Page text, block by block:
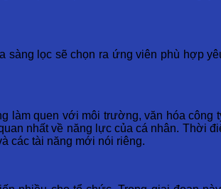
lọc sẽ chọn ra ứng viên phù hợp
quen với môi trường, văn hóa công
nhất về năng lực của cá nhân. Thời
các tài năng mới nói riêng.